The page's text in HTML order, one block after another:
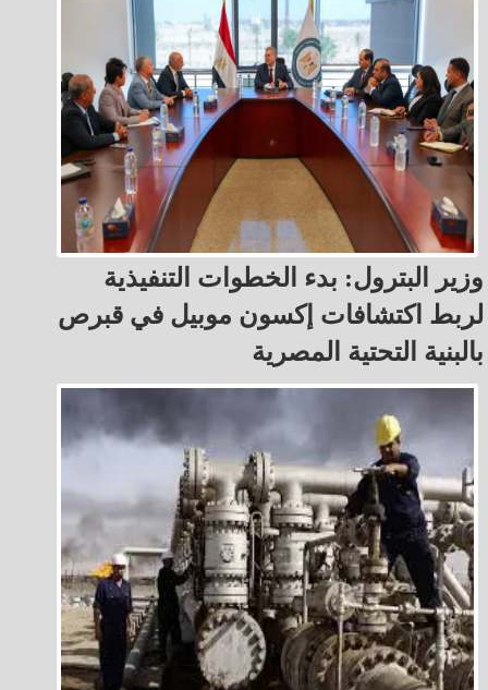
وزير البترول: بدء الخطوات التنفيذية
لربط اكتشافات إكسون موبيل في قبرص
بالبنية التحتية المصرية